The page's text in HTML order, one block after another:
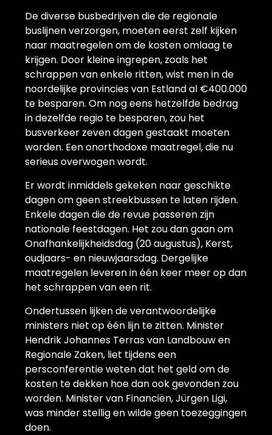
De diverse busbedrijven die de regionale
buslijnen verzorgen, moeten eerst zelf kijken
naar maatregelen om de kosten omlaag te
krijgen. Door kleine ingrepen, zoals het
schrappen van enkele ritten, wist men in de
noordelijke provincies van Estland al €400.000
te besparen. Om nog eens hetzelfde bedrag
in dezelfde regio te besparen, zou het
busverkeer zeven dagen gestaakt moeten
worden. Een onorthodoxe maatregel, die nu
serieus overwogen wordt.
Er wordt inmiddels gekeken naar geschikte
dagen om geen streekbussen te laten rijden.
Enkele dagen die de revue passeren zijn
nationale feestdagen. Het zou dan gaan om
Onafhankelijkheidsdag (20 augustus), Kerst,
oudjaars- en nieuwjaarsdag. Dergelijke
maatregelen leveren in één keer meer op dan
het schrappen van een rit.
Ondertussen lijken de verantwoordelijke
ministers niet op één lijn te zitten. Minister
Hendrik Johannes Terras van Landbouw en
Regionale Zaken, liet tijdens een
persconferentie weten dat het geld om de
kosten te dekken hoe dan ook gevonden zou
worden. Minister van Financiën, Jürgen Ligi,
was minder stellig en wilde geen toezeggingen
doen.